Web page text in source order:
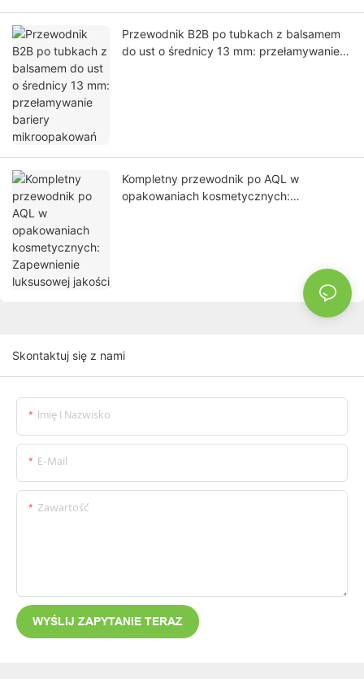
Przewodnik B2B po tubkach z balsamem
do ust o średnicy 13 mm: przełamywanie
Kompletny przewodnik po AQL w
opakowaniach kosmetycznych:
Skontaktuj się z nami
Imię I Nazwisko
E-Mail
Zawartość
WYŚLIJ ZAPYTANIE TERAZ